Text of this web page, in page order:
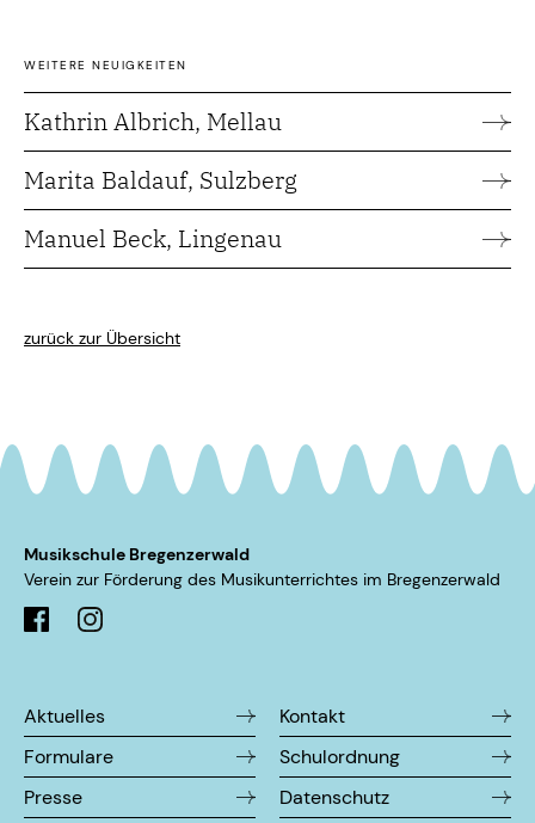
WEITERE NEUIGKEITEN
Kathrin Albrich, Mellau
Marita Baldauf, Sulzberg
Manuel Beck, Lingenau
zurück zur Übersicht
Musikschule Bregenzerwald
Verein zur Förderung des Musikunterrichtes im ­Bregenzerwald
Aktuelles
Kontakt
Formulare
Schulordnung
Presse
Datenschutz